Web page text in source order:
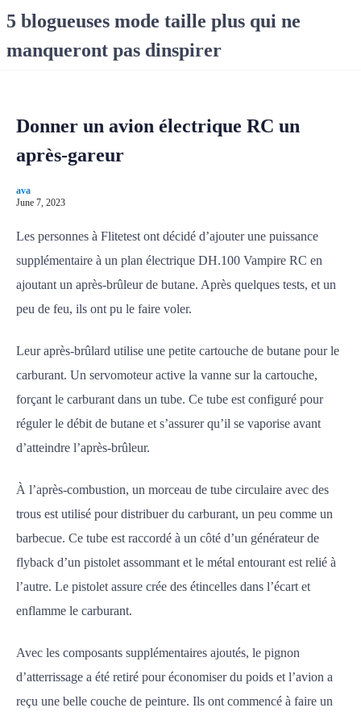
5 blogueuses mode taille plus qui ne
manqueront pas dinspirer
Donner un avion électrique RC un
après-gareur
ava
June 7, 2023
Les personnes à Flitetest ont décidé d’ajouter une puissance
supplémentaire à un plan électrique DH.100 Vampire RC en
ajoutant un après-brûleur de butane. Après quelques tests, et un
peu de feu, ils ont pu le faire voler.
Leur après-brûlard utilise une petite cartouche de butane pour le
carburant. Un servomoteur active la vanne sur la cartouche,
forçant le carburant dans un tube. Ce tube est configuré pour
réguler le débit de butane et s’assurer qu’il se vaporise avant
d’atteindre l’après-brûleur.
À l’après-combustion, un morceau de tube circulaire avec des
trous est utilisé pour distribuer du carburant, un peu comme un
barbecue. Ce tube est raccordé à un côté d’un générateur de
flyback d’un pistolet assommant et le métal entourant est relié à
l’autre. Le pistolet assure crée des étincelles dans l’écart et
enflamme le carburant.
Avec les composants supplémentaires ajoutés, le pignon
d’atterrissage a été retiré pour économiser du poids et l’avion a
reçu une belle couche de peinture. Ils ont commencé à faire un